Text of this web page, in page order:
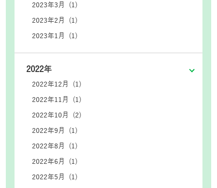
2023年3月 (1)
2023年2月 (1)
2023年1月 (1)
2022年
2022年12月 (1)
2022年11月 (1)
2022年10月 (2)
2022年9月 (1)
2022年8月 (1)
2022年6月 (1)
2022年5月 (1)